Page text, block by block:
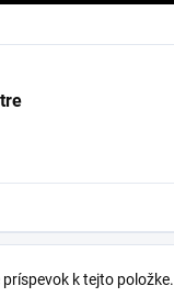
k tejto položke.